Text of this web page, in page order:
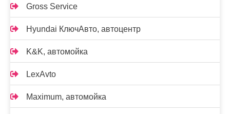
Gross Service
Hyundai КлючАвто, автоцентр
K&K, автомойка
LexAvto
Maximum, автомойка